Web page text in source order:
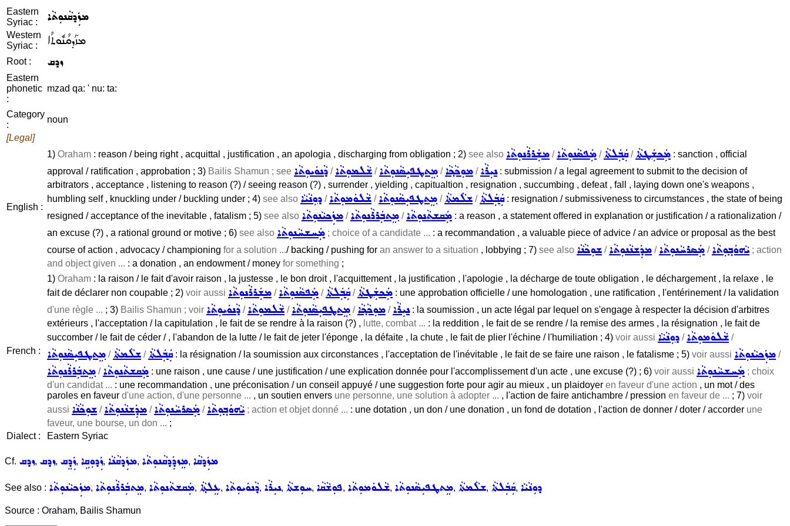
Eastern
Syriac :
ܡܙܲܕܩܵܢܘܼܬܵܐ
Western
Syriac :
ܡܙܰܕܩܳܢܽܘܬܳܐ
Root : ܙܕܩ
Eastern
phonetic
:
mzad qa: ' nu: ta:
Category
:
noun
[Legal]
English :
1) Oraham : reason / being right , acquittal , justification , an apologia , discharging from obligation ; 2) see also ܡܫܲܪܪܵܢܘܼܬܵܐ /ܡܲܦܣܵܢܘܼܬܵܐ /ܩܲܒܲܠܬܵܐ/ܡܲܟܫܲܛܬܵܐ : sanction , official
approval / ratification , approbation ; 3) Bailis Shamun ; see ܕܵܢܘܿܝܘܼܬܵܐ /ܫܵܠܡܘܼܬܵܐ /ܡܸܬܛܦܝܼܣܵܢܘܼܬܵܐ /ܡܘܼܟܵܟ݂ܵܐ /ܢܝܼܪܵܐ: submission / a legal agreement to submit to the decision of
arbitrators , acceptance , listening to reason (?) / seeing reason (?) , surrender , yielding , capitualtion , resignation , succumbing , defeat , fall , laying down one's weapons ,
humbling self , knuckling under / buckling under ; 4) see also ܕܘܼܢܵܝܵܐ /ܫܵܠܘܿܡܘܼܬܵܐ /ܡܸܬܛܦܝܼܣܵܢܘܼܬܵܐ /ܫܠܵܡܬܵܐ /ܩܲܒܲܠܬܵܐ: resignation / submissiveness to circumstances , the state of being
resigned / acceptance of the inevitable , fatalism ; 5) see also ܡܙܲܟܝܵܢܘܼܬܵܐ /ܡܸܬܒܲܪܪܵܢܘܼܬܵܐ /ܡܲܩܫܬܵܢܘܼܬܵܐ : a reason , a statement offered in explanation or justification / a rationalization /
an excuse (?) , a rational ground or motive ; 6) see also ܡܲܚܫܚܵܢܘܼܬܵܐ ; choice of a candidate ... : a recommandation , a valuable piece of advice / an advice or proposal as the best
course of action , advocacy / championing for a solution .../ backing / pushing for an answer to a situation , lobbying ; 7) see also ܫܘܼܟܵܢܵܐ /ܡܕܲܫܢܵܢܘܼܬܵܐ /ܡܲܣܪܚܵܢܘܼܬܵܐ /ܝܵܗܘܿܒ݂ܘܼܬܵܐ; action
and object given ... : a donation , an endowment / money for something ;
French :
1) Oraham : la raison / le fait d'avoir raison , la justesse , le bon droit , l'acquittement , la justification , l'apologie , la décharge de toute obligation , le déchargement , la relaxe , le
fait de déclarer non coupable ; 2) voir aussi ܡܫܲܪܪܵܢܘܼܬܵܐ /ܡܲܦܣܵܢܘܼܬܵܐ /ܩܲܒܲܠܬܵܐ/ܡܲܟܫܲܛܬܵܐ : une approbation officielle / une homologation , une ratification , l'entérinement / la validation
d'une règle ... ; 3) Bailis Shamun ; voir ܕܵܢܘܿܝܘܼܬܵܐ /ܫܵܠܡܘܼܬܵܐ /ܡܸܬܛܦܝܼܣܵܢܘܼܬܵܐ /ܡܘܼܟܵܟ݂ܵܐ /ܢܝܼܪܵܐ: la soumission , un acte légal par lequel on s'engage à respecter la décision d'arbitres
extérieurs , l'acceptation / la capitulation , le fait de se rendre à la raison (?) , lutte, combat ... : la reddition , le fait de se rendre / la remise des armes , la résignation , le fait de
succomber / le fait de céder / , l'abandon de la lutte / le fait de jeter l'éponge , la défaite , la chute , le fait de plier l'échine / l'humiliation ; 4) voir aussi ܕܘܼܢܵܝܵܐ /ܫܵܠܘܿܡܘܼܬܵܐ /
ܡܸܬܛܦܝܼܣܵܢܘܼܬܵܐ /ܫܠܵܡܬܵܐ /ܩܲܒܲܠܬܵܐ: la résignation / la soumission aux circonstances , l'acceptation de l'inévitable , le fait de se faire une raison , le fatalisme ; 5) voir aussi ܡܙܲܟܝܵܢܘܼܬܵܐ /
ܡܸܬܒܲܪܪܵܢܘܼܬܵܐ /ܡܲܩܫܬܵܢܘܼܬܵܐ : une raison , une cause / une justification / une explication donnée pour l'accomplissement d'un acte , une excuse (?) ; 6) voir aussi ܡܲܚܫܚܵܢܘܼܬܵܐ ; choix
d'un candidat ... : une recommandation , une préconisation / un conseil appuyé / une suggestion forte pour agir au mieux , un plaidoyer en faveur d'une action , un mot / des
paroles en faveur d'une action, d'une personne ... , un soutien envers une personne, une solution à adopter ... , l'action de faire antichambre / pression en faveur de ... ; 7) voir
aussi ܫܘܼܟܵܢܵܐ /ܡܕܲܫܢܵܢܘܼܬܵܐ /ܡܲܣܪܚܵܢܘܼܬܵܐ /ܝܵܗܘܿܒ݂ܘܼܬܵܐ; action et objet donné ... : une dotation , un don / une donation , un fond de dotation , l'action de donner / doter / accorder une
faveur, une bourse, un don ... ;
Dialect :
Eastern Syriac
Cf. ܙܕܩ, ܙܕܩ, ܙܲܕܸܩ, ܙܲܕܘܼܩܹܐ, ܡܙܲܕܩܵܢܵܐ, ܡܸܙܕܲܕܩܵܢܘܼܬܵܐ, ܡܙܲܕܩܵܐ
See also : ܡܙܲܟܝܵܢܘܼܬܵܐ, ܡܸܬܒܲܪܪܵܢܘܼܬܵܐ, ܡܲܩܫܬܵܢܘܼܬܵܐ, ܥܸܠܬ݂ܵܐ, ܕܵܢܘܿܝܘܼܬܵܐ, ܢܝܼܪܵܐ, ܚܘܼܫܬܵܐ, ܦܘܼܫܵܩܵܐ, ܫܵܠܘܿܡܘܼܬܵܐ, ܡܸܬܛܦܝܼܣܵܢܘܼܬܵܐ, ܫܠܵܡܬܵܐ, ܩܲܒܲܠܬܵܐ, ܕܘܼܢܵܝܵܐ
Source : Oraham, Bailis Shamun